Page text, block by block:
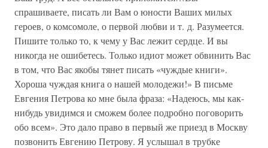
спрашиваете, писать ли Вам о юности Ваших милых
героев, о комсомоле, о первой любви и т. д. Разумеется.
Пишите только то, к чему у Вас лежит сердце. И вы
никогда не ошибетесь. Только идиот может обвинить Вас
в том, что Вас якобы тянет писать «чуждые книги».
Хороша чуждая книга о нашей молодежи!» В письме
Евгения Петрова ко мне была фраза: «Надеюсь, мы как-
нибудь увидимся и сможем более подробно поговорить
обо всем». Это дало право в первый же приезд в Москву
позвонить Евгению Петрову. Я услышал в трубке